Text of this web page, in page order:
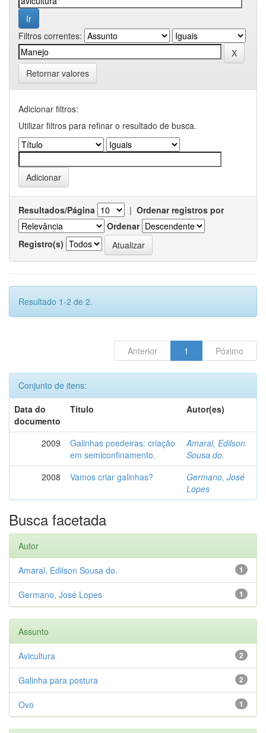
Filtros correntes:
Retornar valores
Adicionar filtros:
Utilizar filtros para refinar o resultado de busca.
Resultados/Página | Ordenar registros por
Ordenar
Registro(s)
Resultado 1-2 de 2.
Anterior 1 Póximo
Conjunto de itens:
Data do
documento
Título Autor(es)
2009
Galinhas poedeiras: criação
em semiconfinamento.
Amaral, Edilson
Sousa do.
2008
Vamos criar galinhas?
Germano, José
Lopes
Busca facetada
Autor
1
Amaral, Edilson Sousa do.
1
Germano, José Lopes
Assunto
2
Avicultura
2
Galinha para postura
1
Ovo